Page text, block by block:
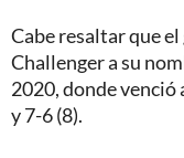
Cabe resaltar que
Challenger a su
2020, donde
y 7-6 (8).